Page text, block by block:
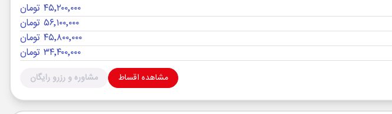
۴۵٬۲۰۰٬۰۰۰ تومان
۵۶٬۱۰۰٬۰۰۰ تومان
۴۵٬۸۰۰٬۰۰۰ تومان
۳۴٬۴۰۰٬۰۰۰ تومان
مشاهده اقساط مشاوره و رزرو رایگان